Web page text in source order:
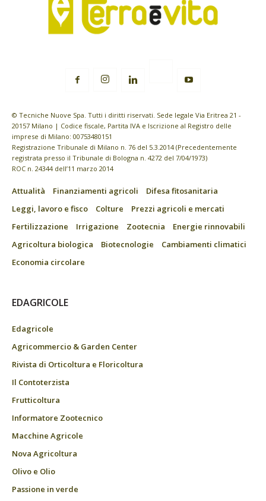
© Tecniche Nuove Spa. Tutti i diritti riservati. Sede legale Via Eritrea 21 -
20157 Milano | Codice fiscale, Partita IVA e Iscrizione al Registro delle
imprese di Milano: 00753480151
Registrazione Tribunale di Milano n. 76 del 5.3.2014 (Precedentemente
registrata presso il Tribunale di Bologna n. 4272 del 7/04/1973)
ROC n. 24344 dell’11 marzo 2014
Attualità Finanziamenti agricoli
Difesa fitosanitaria
Leggi, lavoro e fisco
Colture
Prezzi agricoli e mercati
Fertilizzazione
Irrigazione Zootecnia
Energie rinnovabili
Agricoltura biologica
Biotecnologie
Cambiamenti climatici
Economia circolare
EDAGRICOLE
Edagricole
Agricommercio & Garden Center
Rivista di Orticoltura e Floricoltura
Il Contoterzista
Frutticoltura
Informatore Zootecnico
Macchine Agricole
Nova Agricoltura
Olivo e Olio
Passione in verde